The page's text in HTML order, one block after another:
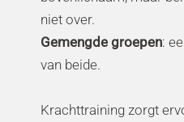
niet over.
Gemengde groepen:
van beide.
Krachttraining zorgt